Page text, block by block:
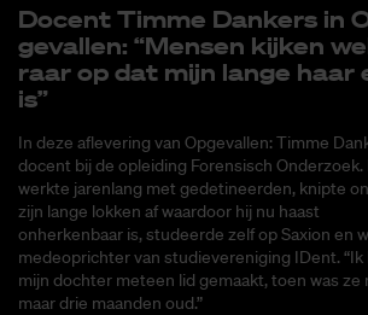
Do­cent Tim­me Dankers in
ge­val­len: “Men­sen kij­ken
raar op dat mijn lan­ge haar
is”
In deze aflevering van Opgevallen: Timme
docent bij de opleiding Forensisch Onderzoek.
werkte jarenlang met gedetineerden, knipte
zijn lange lokken af waardoor hij nu haast
onherkenbaar is, studeerde zelf op Saxion en
medeoprichter van studievereniging IDent. “Ik
mijn dochter meteen lid gemaakt, toen was ze
maar drie maanden oud.”